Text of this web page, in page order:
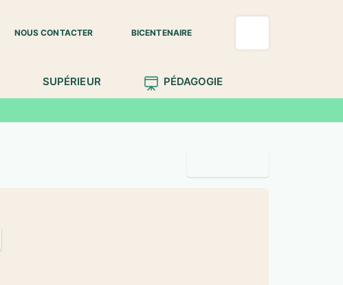
NOUS CONTACTER BICENTENAIRE
SUPÉRIEUR PÉDAGOGIE